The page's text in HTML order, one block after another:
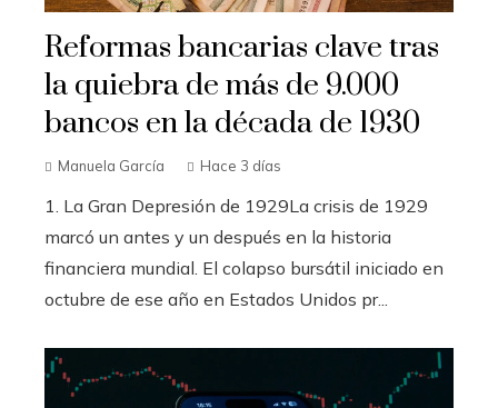
Reformas bancarias clave tras
la quiebra de más de 9.000
bancos en la década de 1930
Manuela García Hace 3 días
1. La Gran Depresión de 1929La crisis de 1929
marcó un antes y un después en la historia
financiera mundial. El colapso bursátil iniciado en
octubre de ese año en Estados Unidos pr...